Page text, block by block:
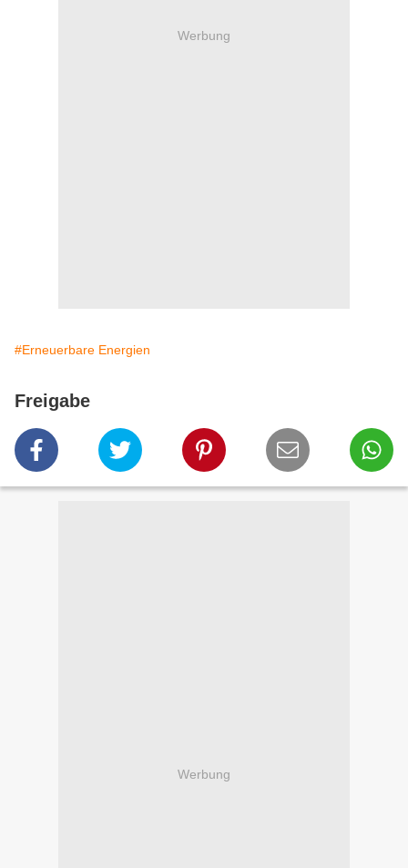
Werbung
#Erneuerbare Energien
Freigabe
Werbung